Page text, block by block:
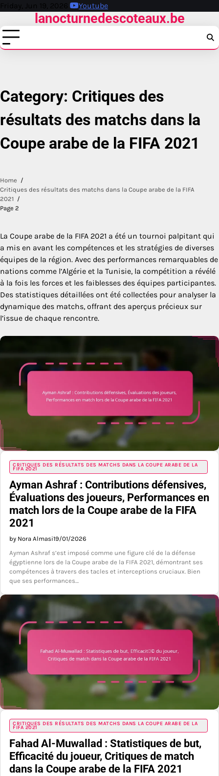
Skip
content
Friday, Jun 19, 2026 Youtube
lanocturnedescoteaux.be
Category: Critiques des
résultats des matchs dans la
Coupe arabe de la FIFA 2021
Home
Critiques des résultats des matchs dans la Coupe arabe de la FIFA
2021
Page 2
La Coupe arabe de la FIFA 2021 a été un tournoi palpitant qui
a mis en avant les compétences et les stratégies de diverses
équipes de la région. Avec des performances remarquables de
nations comme l’Algérie et la Tunisie, la compétition a révélé
à la fois les forces et les faiblesses des équipes participantes.
Des statistiques détaillées ont été collectées pour analyser la
dynamique des matchs, offrant des aperçus précieux sur
l’issue de chaque rencontre.
CRITIQUES DES RÉSULTATS DES MATCHS DANS LA COUPE ARABE DE LA
FIFA 2021
Ayman Ashraf : Contributions défensives,
Évaluations des joueurs, Performances en
match lors de la Coupe arabe de la FIFA
2021
by Nora Almasi19/01/2026
Ayman Ashraf s’est imposé comme une figure clé de la défense
égyptienne lors de la Coupe arabe de la FIFA 2021, démontrant ses
compétences à travers des tacles et interceptions cruciaux. Bien
que ses performances…
CRITIQUES DES RÉSULTATS DES MATCHS DANS LA COUPE ARABE DE LA
FIFA 2021
Fahad Al-Muwallad : Statistiques de but,
Efficacité du joueur, Critiques de match
dans la Coupe arabe de la FIFA 2021